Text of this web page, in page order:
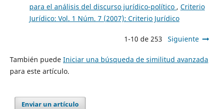
para el análisis del discurso jurídico-político , Criterio
Jurídico: Vol. 1 Núm. 7 (2007): Criterio Jurídico
1-10 de 253 Siguiente
También puede Iniciar una búsqueda de similitud avanzada
para este artículo.
Enviar un artículo